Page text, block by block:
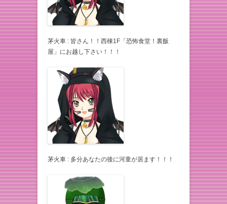
茅火車 : 皆さん！！西棟1F「恐怖食堂！裏飯
屋」にお越し下さい！！！
茅火車 : 多分あなたの後に河童が居ます！！！